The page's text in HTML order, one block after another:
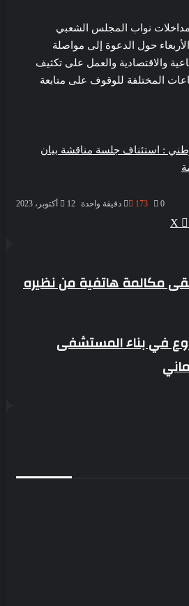
نواب المجلس الشعبي
حول الدعوة إلى مواصلة
والاقتصادية والعمل على تكثيف
المختلفة للوقوف على متابعة
: استئناف جلسة مناقشة بيان
12 أكتوبر، 2023 173 دقيقة واحدة
‫Xطباعة
مكالمة هاتفية من نظيره
في بناء المستشفى